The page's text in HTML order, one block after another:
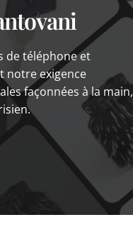
de téléphone et
notre exigence
façonnées à la main,